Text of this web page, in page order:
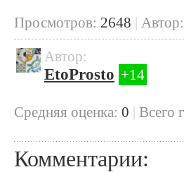
Просмотров: 2648 | Автор:
Автор:
EtoProsto +14
Cредняя оценка: 0 | Всего
Комментарии: